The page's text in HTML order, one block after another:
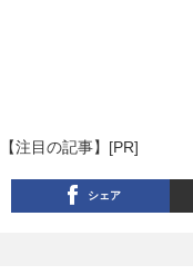
【注目の記事】[PR]
シェア